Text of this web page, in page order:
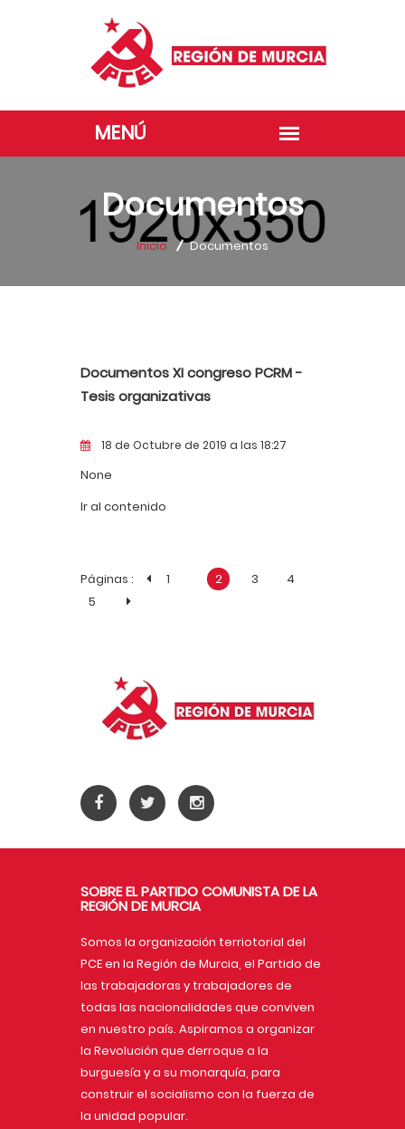
Documentos
Inicio Documentos
Documentos XI congreso PCRM -
Tesis organizativas
18 de Octubre de 2019 a las 18:27
None
Ir al contenido
Páginas : 1 2 3
4
5
SOBRE EL PARTIDO COMUNISTA DE LA
REGIÓN DE MURCIA
Somos la organización terriotorial del
PCE en la Región de Murcia, el Partido de
las trabajadoras y trabajadores de
todas las nacionalidades que conviven
en nuestro país. Aspiramos a organizar
la Revolución que derroque a la
burguesía y a su monarquía, para
construir el socialismo con la fuerza de
la unidad popular.